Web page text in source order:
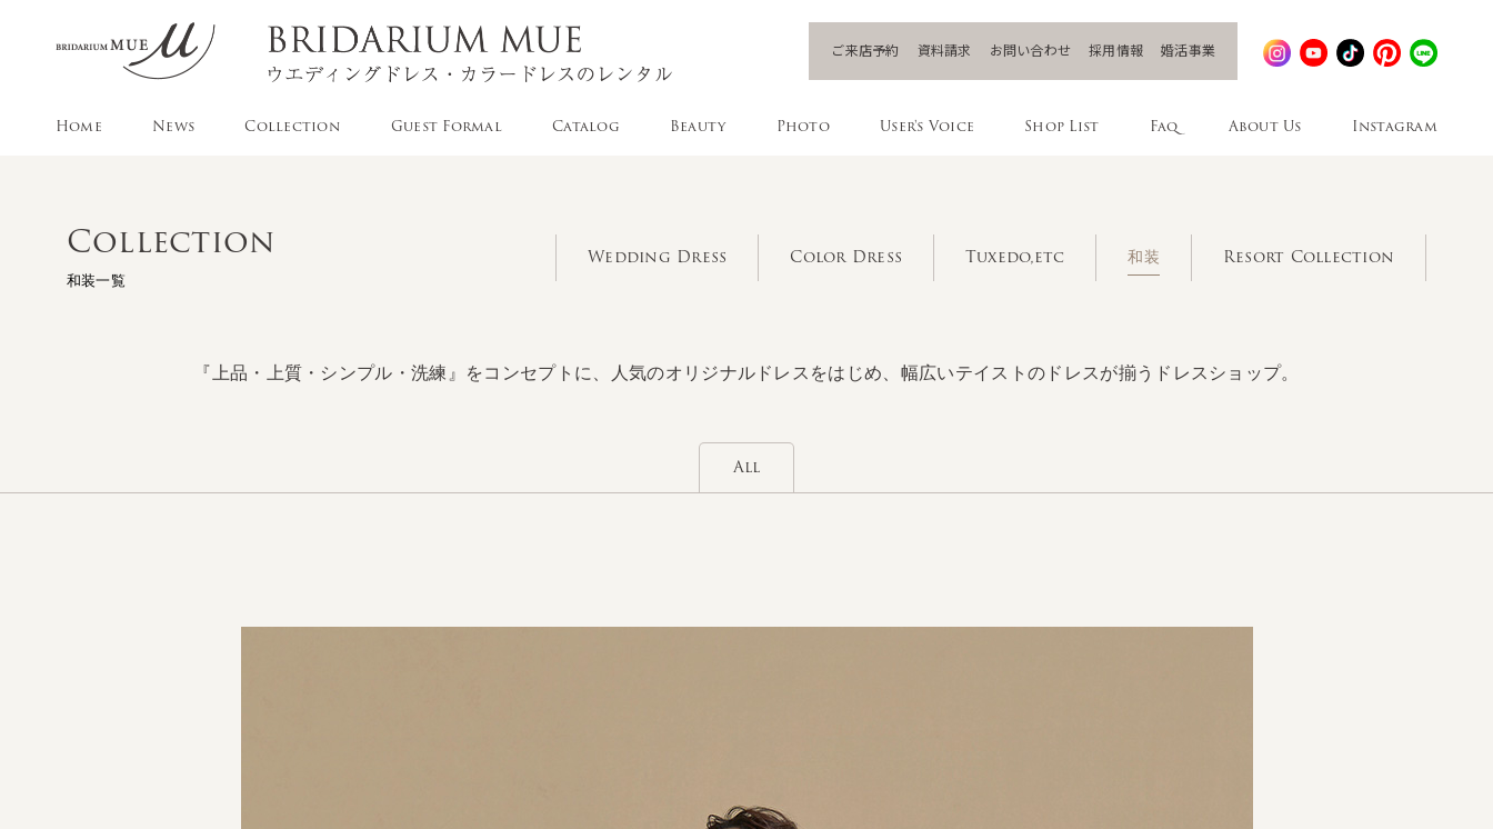
Home News Collection Guest Formal Catalog Beauty Photo User's Voice Shop List Faq About Us Instagram
ご来店予約 資料請求 お問い合わせ 採用情報 婚活事業
Collection
和装一覧
Wedding Dress Color Dress Tuxedo,etc 和装 Resort Collection
『上品・上質・シンプル・洗練』をコンセプトに、人気のオリジナルドレスをはじめ、幅広いテイストのドレスが揃うドレスショップ。
All